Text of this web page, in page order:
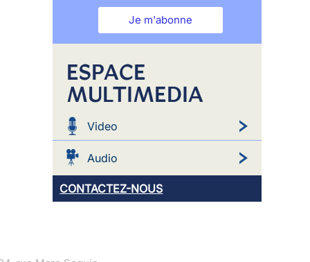
Je m'abonne
ESPACE
MULTIMEDIA
Video
Audio
CONTACTEZ-NOUS